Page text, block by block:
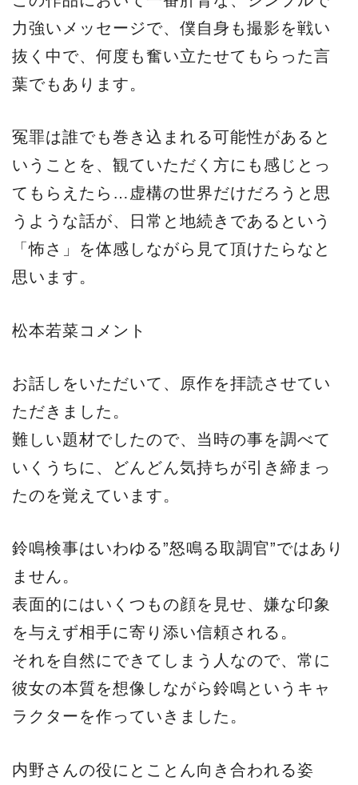
力強いメッセージで、僕自身も撮影を戦い
抜く中で、何度も奮い立たせてもらった言
葉でもあります。
冤罪は誰でも巻き込まれる可能性があると
いうことを、観ていただく方にも感じとっ
てもらえたら…虚構の世界だけだろうと思
うような話が、日常と地続きであるという
「怖さ」を体感しながら見て頂けたらなと
思います。
松本若菜コメント
お話しをいただいて、原作を拝読させてい
ただきました。
難しい題材でしたので、当時の事を調べて
いくうちに、どんどん気持ちが引き締まっ
たのを覚えています。
鈴鳴検事はいわゆる”怒鳴る取調官”ではあり
ません。
表面的にはいくつもの顔を見せ、嫌な印象
を与えず相手に寄り添い信頼される。
それを自然にできてしまう人なので、常に
彼女の本質を想像しながら鈴鳴というキャ
ラクターを作っていきました。
内野さんの役にとことん向き合われる姿